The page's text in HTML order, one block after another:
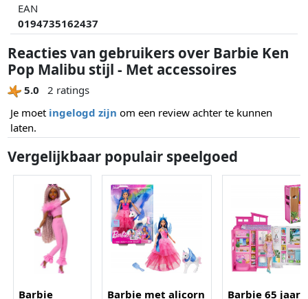
EAN
0194735162437
Reacties van gebruikers over Barbie Ken
Pop Malibu stijl - Met accessoires
5.0
2 ratings
Je moet ingelogd zijn om een review achter te kunnen
laten.
Vergelijkbaar populair speelgoed
Barbie Barbie met alicorn Barbie 65 jaar